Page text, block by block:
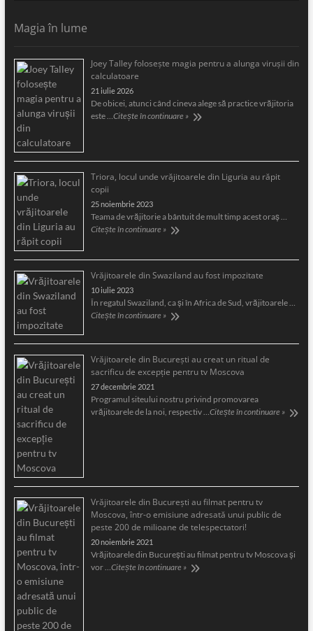
Magia în lume
Joey Talley foloseşte magia pentru a alunga viruşii din
calculatoare
21 iulie 2026
De obicei, atunci când cineva alege să practice vrăjitoria
este … Citește în continuare »
Triora, locul unde vrăjitoarele din Liguria au răpit
copii
25 noiembrie 2023
Teama de vrăjitorie a bântuit de mult timp acest oraş …
Citește în continuare »
Vrăjitoarele din Swaziland au fost impozitate
10 iulie 2023
În regatul Swaziland, ca și în Africa de Sud, vrăjitoarele …
Citește în continuare »
Vrăjitoarele din București au creat un ritual de
sacrificu de excepție pentru tv Moscova
27 decembrie 2021
Programul siteului nostru privind promovarea
vrăjitoarele de la noi, respectiv … Citește în continuare »
Vrăjitoarele din București au filmat pentru tv
Moscova, într-o emisiune adresată unui public de
peste 200 de milioane de telespectatori!
20 noiembrie 2021
Vrăjitoarele din București au filmat pentru tv Moscova și
vor … Citește în continuare »